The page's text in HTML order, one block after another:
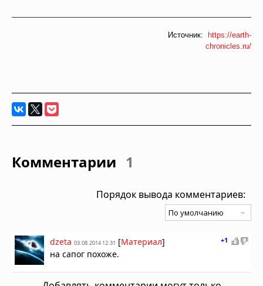
Источник:
https://earth-
chronicles.ru/
Комментарии 1
Порядок вывода комментариев:
+1
dzeta 03.08.2014 12:31 [Материал]
на сапог похоже.